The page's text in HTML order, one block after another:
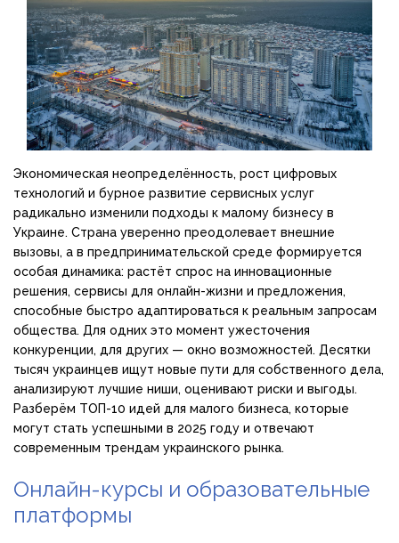
Экономическая неопределённость, рост цифровых
технологий и бурное развитие сервисных услуг
радикально изменили подходы к малому бизнесу в
Украине. Страна уверенно преодолевает внешние
вызовы, а в предпринимательской среде формируется
особая динамика: растёт спрос на инновационные
решения, сервисы для онлайн-жизни и предложения,
способные быстро адаптироваться к реальным запросам
общества. Для одних это момент ужесточения
конкуренции, для других — окно возможностей. Десятки
тысяч украинцев ищут новые пути для собственного дела,
анализируют лучшие ниши, оценивают риски и выгоды.
Разберём ТОП-10 идей для малого бизнеса, которые
могут стать успешными в 2025 году и отвечают
современным трендам украинского рынка.
Онлайн-курсы и образовательные
платформы